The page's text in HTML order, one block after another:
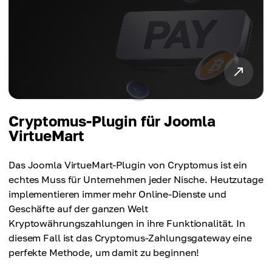
Cryptomus-Plugin für Joomla
VirtueMart
Das Joomla VirtueMart-Plugin von Cryptomus ist ein
echtes Muss für Unternehmen jeder Nische. Heutzutage
implementieren immer mehr Online-Dienste und
Geschäfte auf der ganzen Welt
Kryptowährungszahlungen in ihre Funktionalität. In
diesem Fall ist das Cryptomus-Zahlungsgateway eine
perfekte Methode, um damit zu beginnen!